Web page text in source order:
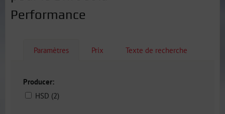
Performance
Paramètres Prix Texte de recherche
Producer:
HSD (2)